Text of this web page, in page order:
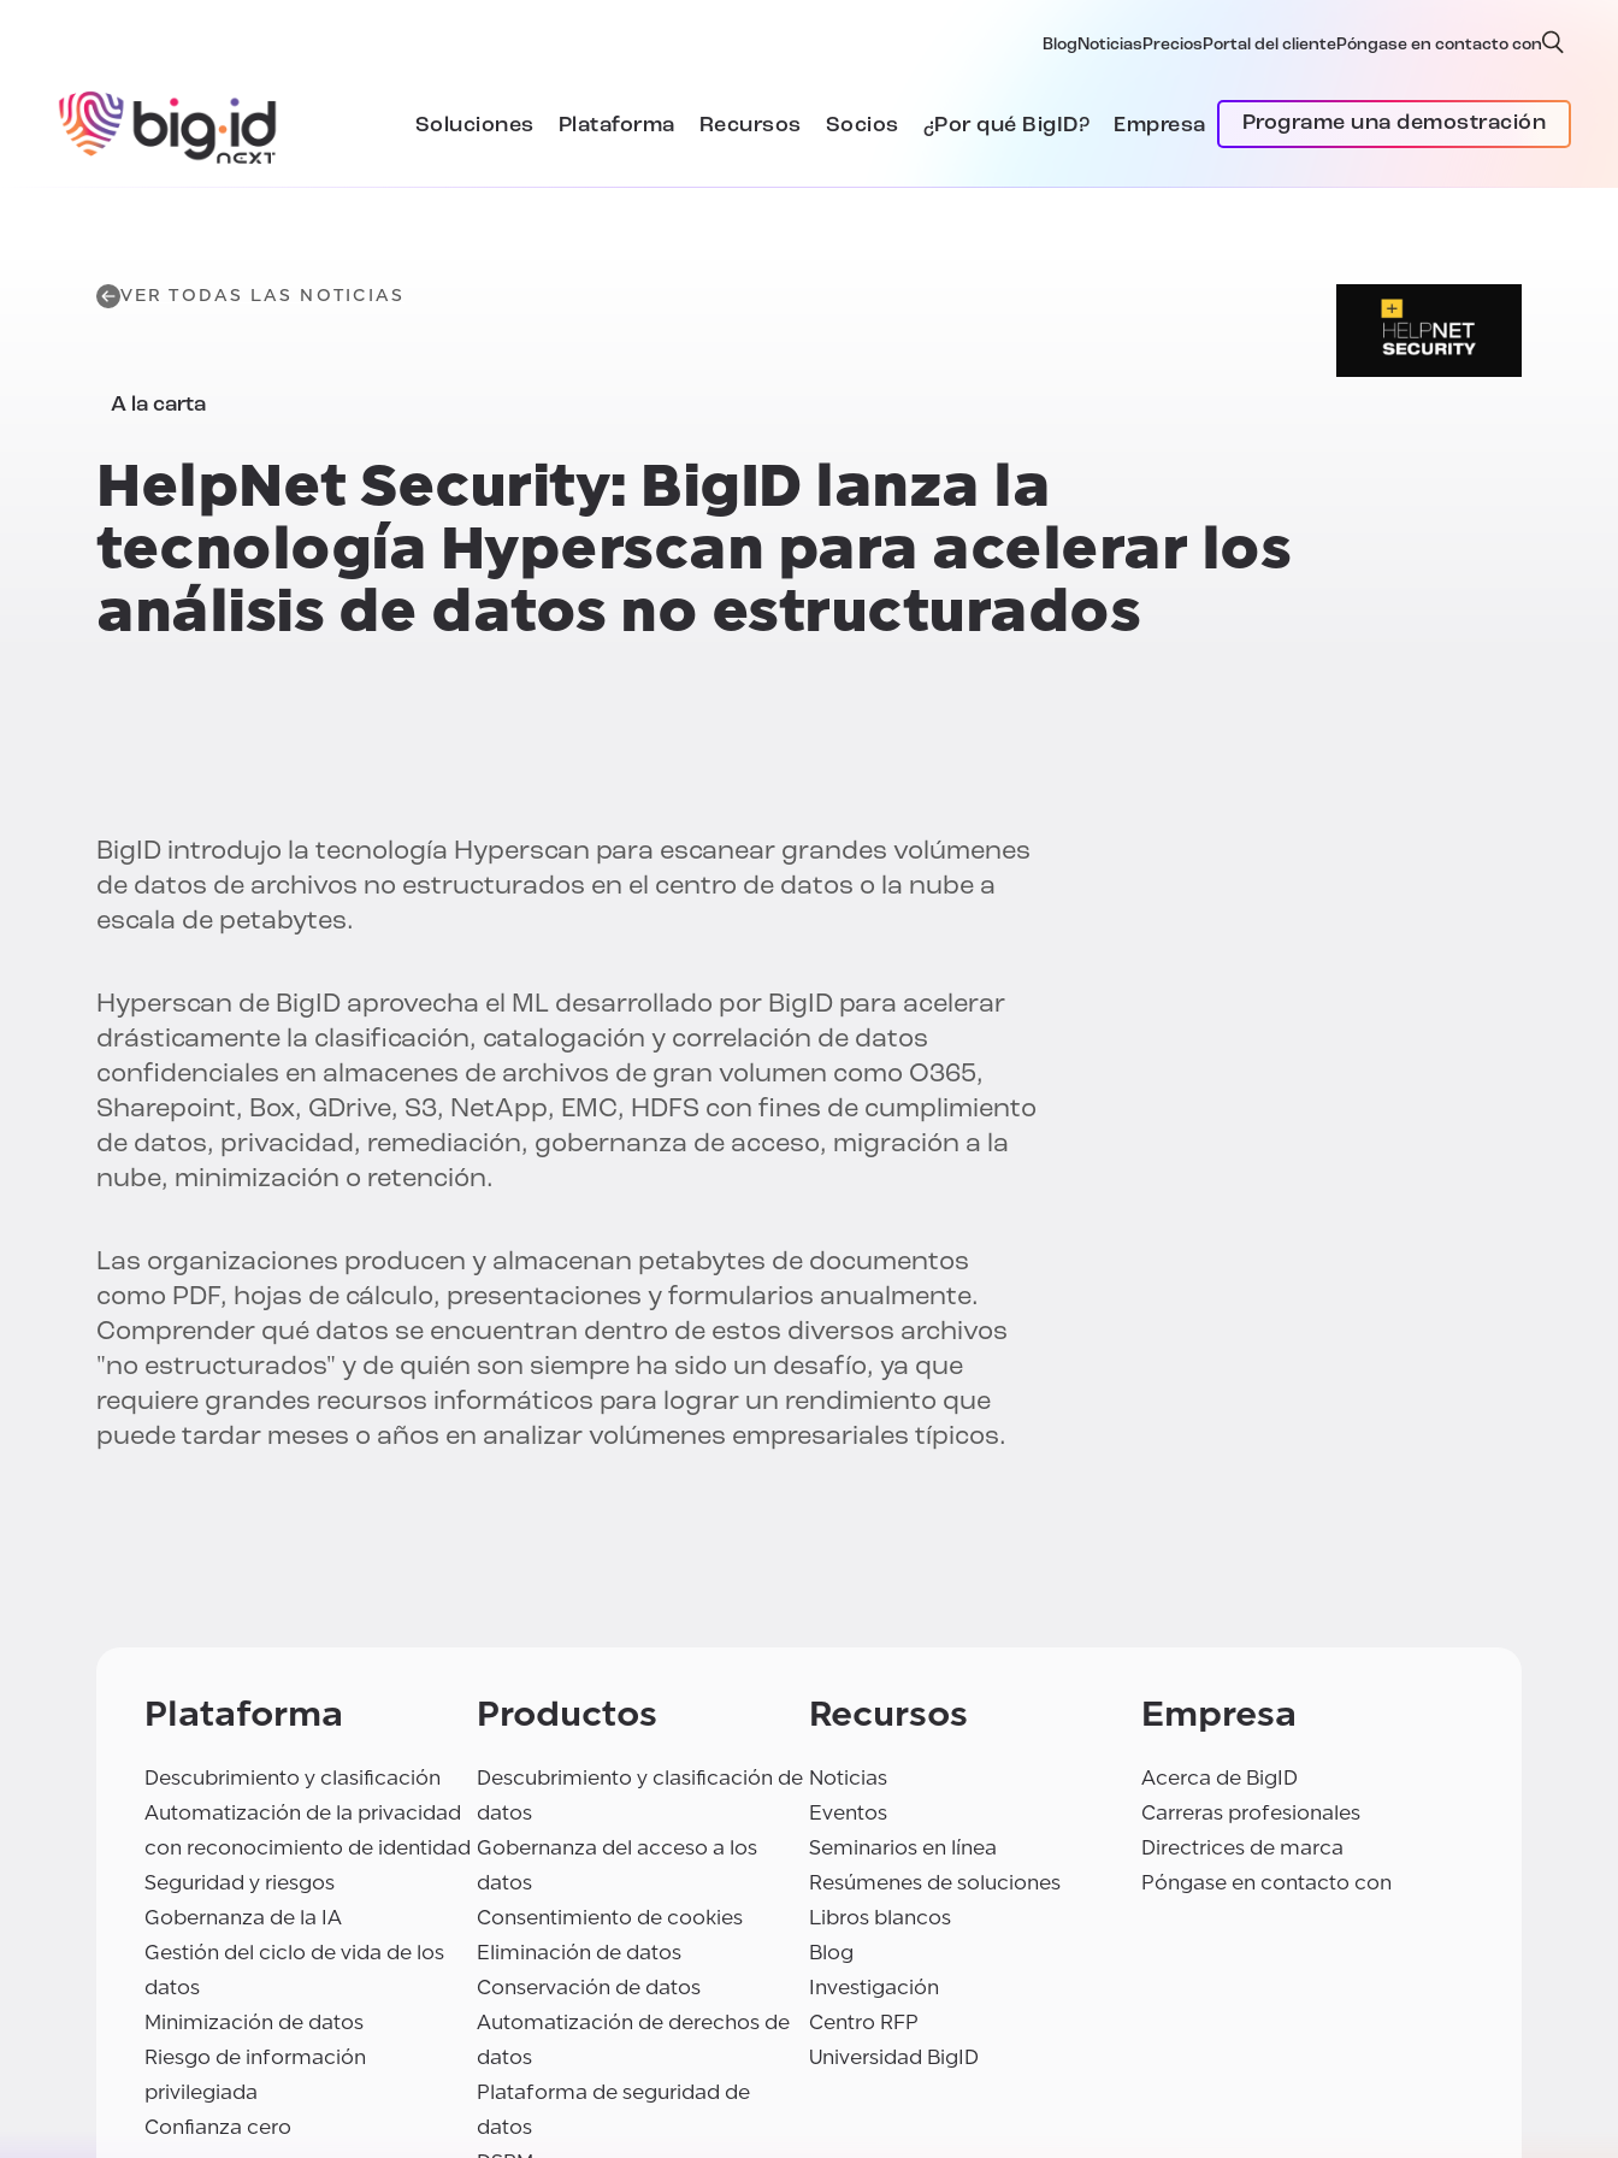
Blog Noticias Precios Portal del clientePóngase en contacto con
Soluciones Plataforma Recursos Socios ¿Por qué BigID? Empresa Programe una demostración
VER TODAS LAS NOTICIAS
A la carta
HelpNet Security: BigID lanza la
tecnología Hyperscan para acelerar los
análisis de datos no estructurados
BigID introdujo la tecnología Hyperscan para escanear grandes volúmenes
de datos de archivos no estructurados en el centro de datos o la nube a
escala de petabytes.
Hyperscan de BigID aprovecha el ML desarrollado por BigID para acelerar
drásticamente la clasificación, catalogación y correlación de datos
confidenciales en almacenes de archivos de gran volumen como O365,
Sharepoint, Box, GDrive, S3, NetApp, EMC, HDFS con fines de cumplimiento
de datos, privacidad, remediación, gobernanza de acceso, migración a la
nube, minimización o retención.
Las organizaciones producen y almacenan petabytes de documentos
como PDF, hojas de cálculo, presentaciones y formularios anualmente.
Comprender qué datos se encuentran dentro de estos diversos archivos
"no estructurados" y de quién son siempre ha sido un desafío, ya que
requiere grandes recursos informáticos para lograr un rendimiento que
puede tardar meses o años en analizar volúmenes empresariales típicos.
Plataforma
Descubrimiento y clasificación
Automatización de la privacidad
con reconocimiento de identidad
Seguridad y riesgos
Gobernanza de la IA
Gestión del ciclo de vida de los
datos
Minimización de datos
Riesgo de información
privilegiada
Confianza cero
Productos
Descubrimiento y clasificación de
datos
Gobernanza del acceso a los
datos
Consentimiento de cookies
Eliminación de datos
Conservación de datos
Automatización de derechos de
datos
Plataforma de seguridad de
datos
Recursos
Noticias
Eventos
Seminarios en línea
Resúmenes de soluciones
Libros blancos
Blog
Investigación
Centro RFP
Universidad BigID
Empresa
Acerca de BigID
Carreras profesionales
Directrices de marca
Póngase en contacto con